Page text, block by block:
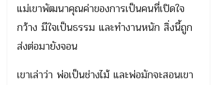
แม่เขาพัฒนาคุณค่าของการเป็นคนที่เปิดใจ
กว้าง มีใจเป็นธรรม และทำงานหนัก สิ่งนี้ถูก
ส่งต่อมายังจอน
เขาเล่าว่า พ่อเป็นช่างไม้ และพ่อมักจะสอนเขา